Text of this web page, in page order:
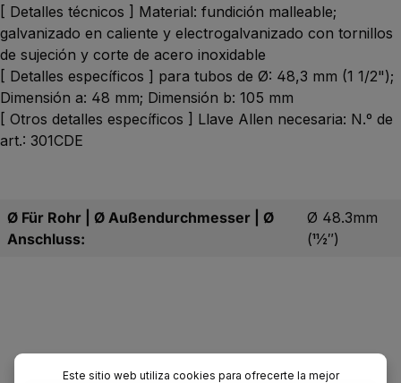
[ Detalles técnicos ] Material: fundición malleable;
galvanizado en caliente y electrogalvanizado con tornillos
de sujeción y corte de acero inoxidable
[ Detalles específicos ] para tubos de Ø: 48,3 mm (1 1/2");
Dimensión a: 48 mm; Dimensión b: 105 mm
[ Otros detalles específicos ] Llave Allen necesaria: N.º de
art.: 301CDE
Ø Für Rohr | Ø Außendurchmesser | Ø
Anschluss:
Ø 48.3mm
(11⁄2″)
Este sitio web utiliza cookies para ofrecerte la mejor